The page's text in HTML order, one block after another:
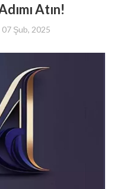
Atın!
07 Şub, 2025